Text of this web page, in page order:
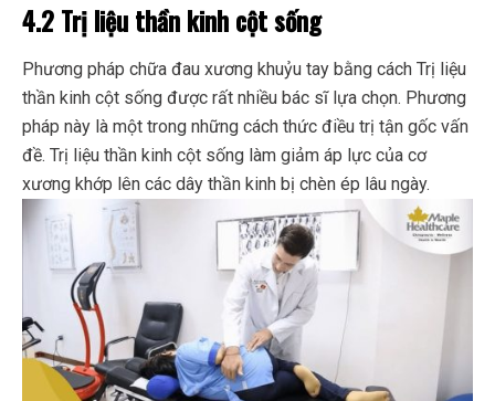
4.2 Trị liệu thần kinh cột sống
Phương pháp chữa đau xương khuỷu tay bằng cách Trị liệu
thần kinh cột sống được rất nhiều bác sĩ lựa chọn. Phương
pháp này là một trong những cách thức điều trị tận gốc vấn
đề. Trị liệu thần kinh cột sống làm giảm áp lực của cơ
xương khớp lên các dây thần kinh bị chèn ép lâu ngày.